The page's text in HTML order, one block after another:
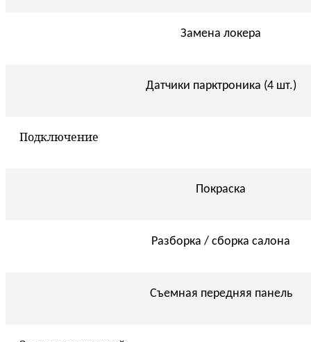
Замена локера
Датчики парктроника (4 шт.)
Подключение
Покраска
Разборка / сборка салона
Съемная передняя панель